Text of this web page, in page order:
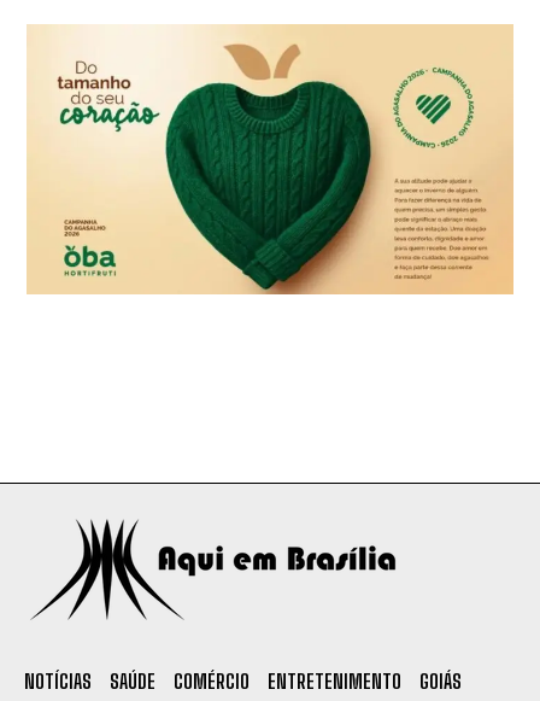
NOTÍCIAS SAÚDE COMÉRCIO ENTRETENIMENTO
GOIÁS